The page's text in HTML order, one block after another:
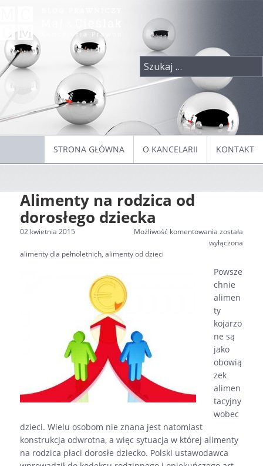
treści
Szukaj:
STRONA GŁÓWNA O KANCELARII KONTAKT
Alimenty na rodzica od
dorosłego dziecka
02 kwietnia 2015 Możliwość komentowania Alimenty
na
dorosłego
dziecka
została
wyłączona
Tagi
alimenty dla pełnoletnich,alimenty od dzieci
Powsze
chnie
alimen
ty
kojarzo
ne są
jako
obowią
zek
alimen
tacyjny
wobec
dzieci. Wielu osobom nie znana jest natomiast
konstrukcja odwrotna, a więc sytuacja w której alimenty
na rodzica płaci dorosłe dziecko. Polski ustawodawca